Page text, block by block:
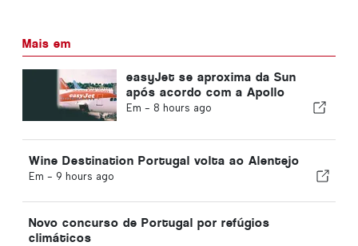
Mais em
easyJet se aproxima da Sun
após acordo com a Apollo
Em - 8 hours ago
Wine Destination Portugal volta ao Alentejo
Em - 9 hours ago
Novo concurso de Portugal por refúgios
climáticos